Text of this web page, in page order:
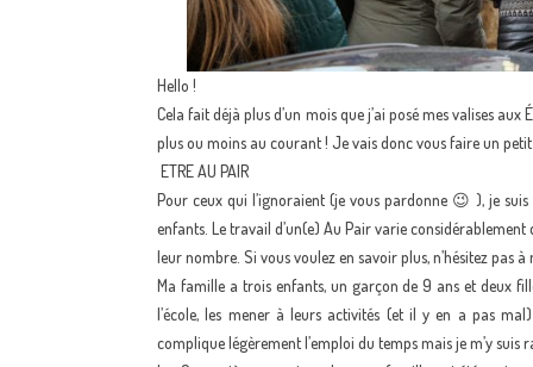
Hello !
Cela fait déjà plus d’un mois que j’ai posé mes valises
plus ou moins au courant ! Je vais donc vous faire un
ETRE AU PAIR
Pour ceux qui l’ignoraient (je vous pardonne 😉 ), je
enfants. Le travail d’un(e) Au Pair varie considérablement
leur nombre. Si vous voulez en savoir plus, n’hésitez pas
Ma famille a trois enfants, un garçon de 9 ans et deux
l’école, les mener à leurs activités (et il y en a pas
complique légèrement l’emploi du temps mais je m’y